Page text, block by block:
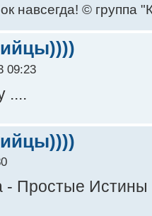
навсегда! © группа
09:23
....
- Простые Истины